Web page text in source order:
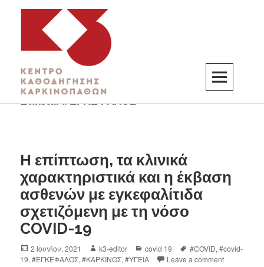
K3
ΚΕΝΤΡΟ ΚΑΘΟΔΗΓΗΣΗΣ ΚΑΡΚΙΝΟΠΑΘΩΝ
Ετικέτα:#ΕΓΚΕΦΑΛΟΣ
Η επίπτωση, τα κλινικά
χαρακτηριστικά και η έκβαση
ασθενών με εγκεφαλίτιδα
σχετιζόμενη με τη νόσο
COVID-19
2 Ιουνίου, 2021 k3-editor covid 19 #COVID,#covid-
19,#ΕΓΚΕΦΑΛΟΣ,#ΚΑΡΚΙΝΟΣ,#ΥΓΕΙΑ Leave a comment